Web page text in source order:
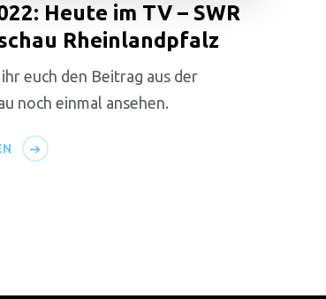
Heute im TV – SWR
Rheinlandpfalz
euch den Beitrag aus der
noch einmal ansehen.